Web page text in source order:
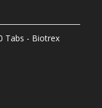
Tabs - Biotrex